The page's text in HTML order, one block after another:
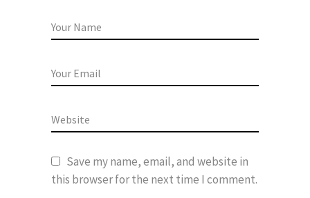
Save my name, email, and website in
this browser for the next time I comment.